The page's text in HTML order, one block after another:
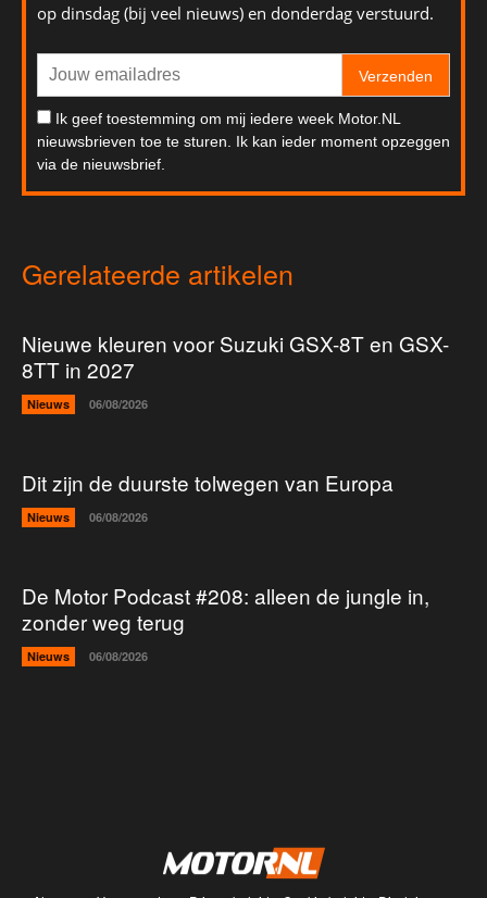
op dinsdag (bij veel nieuws) en donderdag verstuurd.
Verzenden
Ik geef toestemming om mij iedere week Motor.NL
nieuwsbrieven toe te sturen. Ik kan ieder moment opzeggen
via de nieuwsbrief.
Gerelateerde artikelen
Nieuwe kleuren voor Suzuki GSX-8T en GSX-
8TT in 2027
Nieuws 06/08/2026
Dit zijn de duurste tolwegen van Europa
Nieuws 06/08/2026
De Motor Podcast #208: alleen de jungle in,
zonder weg terug
Nieuws 06/08/2026